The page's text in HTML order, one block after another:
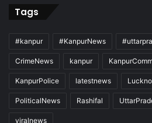
Tags
#kanpur #KanpurNews
CrimeNews kanpur
KanpurPolice latestnews
PoliticalNews Rashifal
viralnews